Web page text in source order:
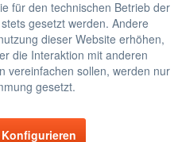
für den technischen Betrieb der
gesetzt werden. Andere
dieser Website erhöhen,
die Interaktion mit anderen
vereinfachen sollen, werden nur
gesetzt.
Konfigurieren